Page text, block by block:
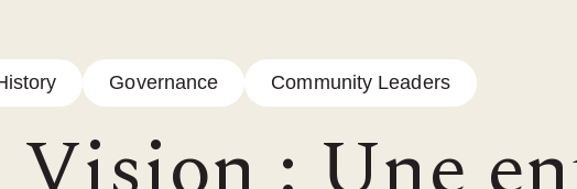
Governance Community Leaders